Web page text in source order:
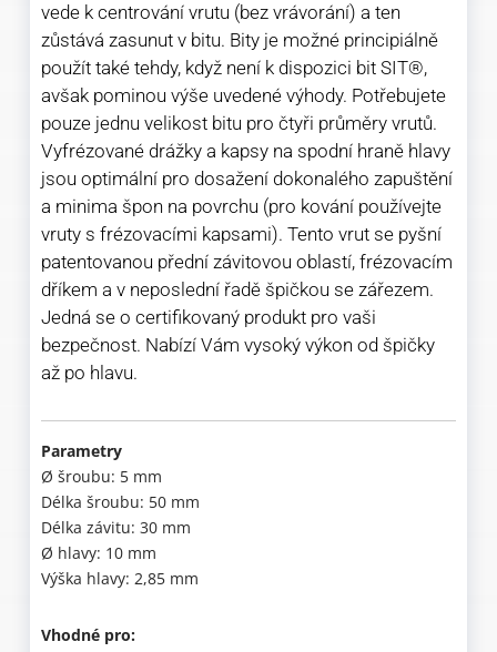
vede k centrování vrutu (bez vrávorání) a ten
zůstává zasunut v bitu. Bity je možné principiálně
použít také tehdy, když není k dispozici bit SIT®,
avšak pominou výše uvedené výhody. Potřebujete
pouze jednu velikost bitu pro čtyři průměry vrutů.
Vyfrézované drážky a kapsy na spodní hraně hlavy
jsou optimální pro dosažení dokonalého zapuštění
a minima špon na povrchu (pro kování používejte
vruty s frézovacími kapsami). Tento vrut se pyšní
patentovanou přední závitovou oblastí, frézovacím
dříkem a v neposlední řadě špičkou se zářezem.
Jedná se o certifikovaný produkt pro vaši
bezpečnost. Nabízí Vám vysoký výkon od špičky
až po hlavu.
Parametry
Ø šroubu: 5 mm
Délka šroubu: 50 mm
Délka závitu: 30 mm
Ø hlavy: 10 mm
Výška hlavy: 2,85 mm
Vhodné pro: